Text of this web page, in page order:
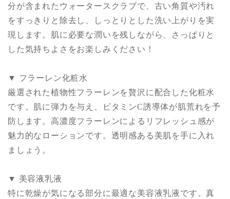
分が含まれたウォータースクラブで、古い角質や汚れ
をすっきりと除去し、しっとりとした洗い上がりを実
現します。肌に必要な潤いを残しながら、さっぱりと
した気持ちよさをお楽しみください！
▼ フラーレン化粧水
厳選された植物性フラーレンを贅沢に配合した化粧水
です。肌に弾力を与え、ビタミンC誘導体が肌荒れを予
防します。高濃度フラーレンによるリフレッシュ感が
魅力的なローションです。透明感ある美肌を手に入れ
ましょう。
▼ 美容液乳液
特に乾燥が気になる部分に最適な美容液乳液です。真